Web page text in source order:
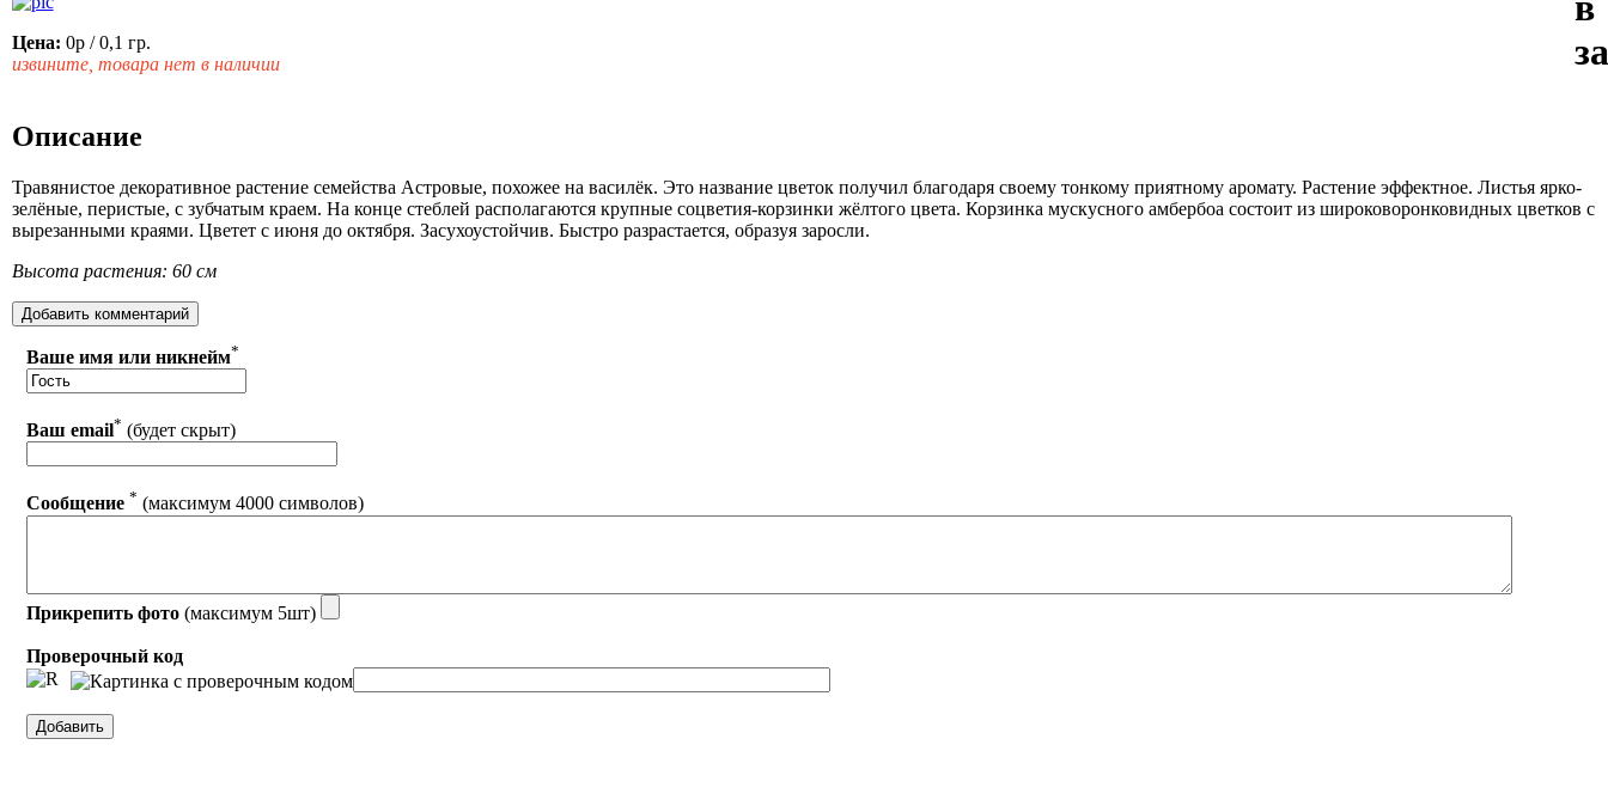
Цена: 0р / 0,1 гр.
извините, товара нет в наличии
Описание
Травянистое декоративное растение семейства Астровые, похожее на василёк. Это название цветок получил благодаря своему тонкому приятному аромату. Растение эффектное. Листья ярко-
зелёные, перистые, с зубчатым краем. На конце стеблей располагаются крупные соцветия-корзинки жёлтого цвета. Корзинка мускусного амбербоа состоит из широковоронковидных цветков с
вырезанными краями. Цветет с июня до октября. Засухоустойчив. Быстро разрастается, образуя заросли.
Высота растения: 60 см
Ваше имя или никнейм*
Ваш email* (будет скрыт)
Сообщение * (максимум 4000 символов)
Прикрепить фото (максимум 5шт)
Проверочный код